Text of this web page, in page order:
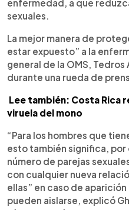
enfermedad, a que
sexuales.
La mejor manera de
estar expuesto” a la
general de la OMS,
durante una rueda de
Lee también: Costa Rica
viruela del mono
“Para los hombres que
esto también significa,
número de parejas
con cualquier nueva
ellas” en caso de
pueden aislarse, explicó